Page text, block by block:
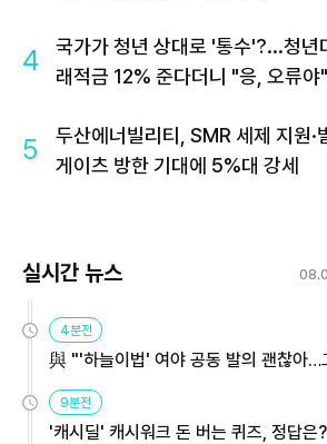
4
국가가 청년 상대로 '통수'?...청년
래적금 12% 준다더니 "응, 오류야"
5
두산에너빌리티, SMR 세제 지원·
게이츠 방한 기대에 5%대 강세
실시간 뉴스
4분전
與 "'하늘이법' 여야 공동 발의 괜찮아…
9분전
'캐시딜' 캐시워크 돈 버는 퀴즈, 정답은?